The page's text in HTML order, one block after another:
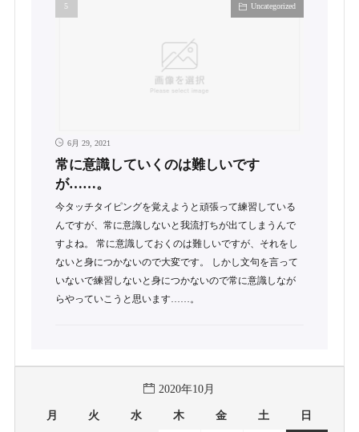
Uncategorized
6月 29, 2021
常に意識していくのは難しいです
が……。
今タッチタイピングを覚えようと頑張って練習している
んですが、常に意識しないと我流打ちが出てしまうんで
すよね。 常に意識しておくのは難しいですが、それをし
ないと身につかないので大変です。 しかし文句を言って
いないで練習しないと身につかないので常に意識しなが
らやっていこうと思います……。
2020年10月
月 火 水 木 金 土 日